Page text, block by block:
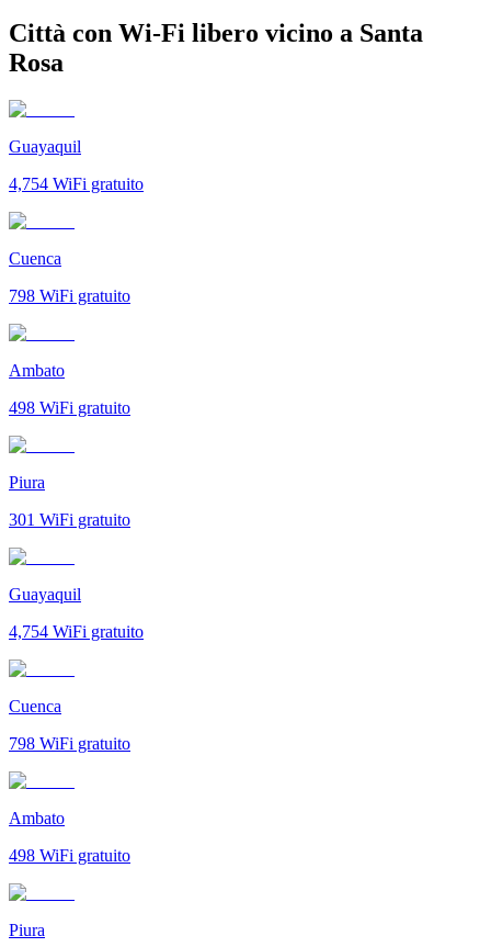
Città con Wi-Fi libero vicino a Santa
Rosa
Guayaquil
4,754 WiFi gratuito
Cuenca
798 WiFi gratuito
Ambato
498 WiFi gratuito
Piura
301 WiFi gratuito
Guayaquil
4,754 WiFi gratuito
Cuenca
798 WiFi gratuito
Ambato
498 WiFi gratuito
Piura